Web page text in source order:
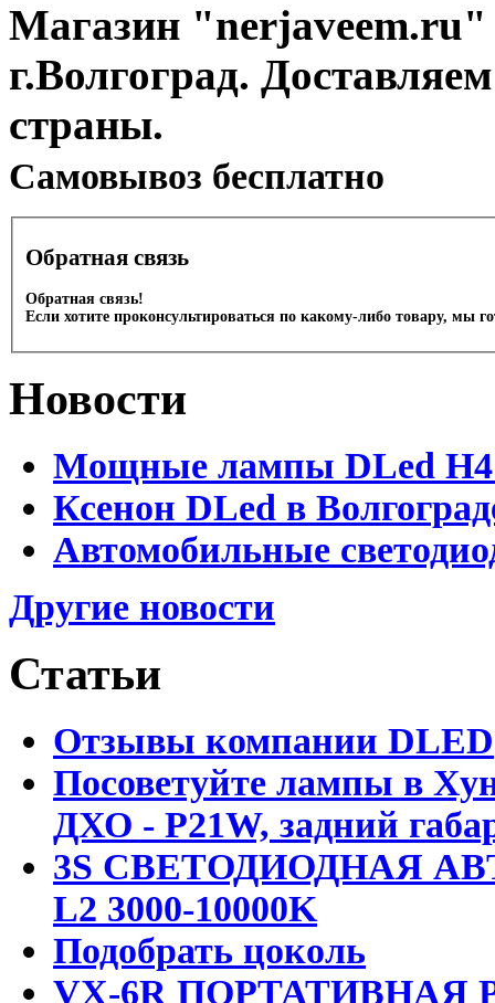
Магазин "nerjaveem.ru"
г.Волгоград.
страны.
Cамовывоз бесплатно
Обратная связь
Обратная связь!
Если хотите проконсультироваться по какому-либо товару, мы
Новости
Мощные лампы DLed H4
Ксенон DLed в
Автомобильные
Другие новости
Статьи
Отзывы компании DLED
Посоветуйте лампы в
ДХО - P21W, задний
3S СВЕТОДИОДНАЯ
L2 3000-10000K
Подобрать цоколь
VX-6R ПОРТАТИВНАЯ